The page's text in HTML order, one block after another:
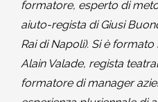
formatore, esperto di
aiuto-regista di Giusi
Rai di Napoli). Si è
Alain Valade, regista
formatore di manager